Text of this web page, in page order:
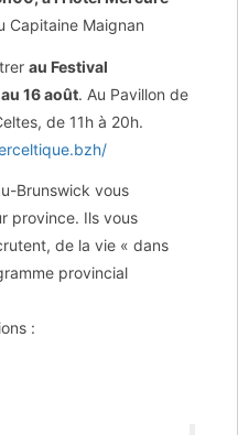
Capitaine Maignan
au Festival
16 août. Au Pavillon de
de 11h à 20h.
Brunswick vous
province. Ils vous
de la vie « dans
provincial
: